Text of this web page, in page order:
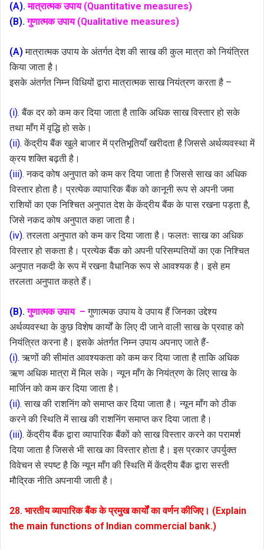
(A). मात्रात्मक उपाय (Quantitative measures)
(B). गुणात्मक उपाय (Qualitative measures)
(A) मात्रात्मक उपाय के अंतर्गत देश की साख की कुल मात्रा को नियंत्रित
किया जाता है।
इसके अंतर्गत निम्न विधियों द्वारा मात्रात्मक साख नियंत्रण करता है –
(i). बैंक दर को कम कर दिया जाता है ताकि अधिक साख विस्तार हो सके
तथा माँग में वृद्धि हो सके।
(ii). केंद्रीय बैंक खुले बाजार में प्रतिभूतियाँ खरीदता है जिससे अर्थव्यवस्था में
क्रय शक्ति बढ़ती है।
(iii). नकद कोष अनुपात को कम कर दिया जाता है जिससे साख का अधिक
विस्तार होता है। प्रत्येक व्यापारिक बैंक को कानूनी रूप से अपनी जमा
राशियों का एक निश्चित अनुपात देश के केंद्रीय बैंक के पास रखना पड़ता है,
जिसे नकद कोष अनुपात कहा जाता है।
(iv). तरलता अनुपात को कम कर दिया जाता है। फलतः साख का अधिक
विस्तार हो सकता है। प्रत्येक बैंक को अपनी परिसम्पतियों का एक निश्चित
अनुपात नकदी के रूप में रखना वैधानिक रूप से आवश्यक है। इसे हम
तरलता अनुपात कहते हैं।
(B). गुणात्मक उपाय –गुणात्मक उपाय वे उपाय हैं जिनका उद्देश्य
अर्थव्यवस्था के कुछ विशेष कार्यों के लिए दी जाने वाली साख के प्रवाह को
नियंत्रित करना है। इसके अंतर्गत निम्न उपाय अपनाए जाते हैं-
(i).ऋणों की सीमांत आवश्यकता को कम कर दिया जाता है ताकि अधिक
ऋण अधिक मात्रा में मिल सके। न्यून माँग के नियंत्रण के लिए साख के
मार्जिन को कम कर दिया जाता है।
(ii). साख की राशनिंग को समाप्त कर दिया जाता है। न्यून माँग को ठीक
करने की स्थिति में साख की राशनिंग समाप्त कर दिया जाता है।
(iii). केंद्रीय बैंक द्वारा व्यापारिक बैंकों को साख विस्तार करने का परामर्श
दिया जाता है जिससे भी साख का विस्तार होता है। इस प्रकार उपर्युक्त
विवेचन से स्पष्ट है कि न्यून माँग की स्थिति में केंद्रीय बैंक द्वारा सस्ती
मौद्रिक नीति अपनायी जाती है।
28. भारतीय व्यापारिक बैंक के प्रमुख कार्यों का वर्णन कीजिए। (Explain
the main functions of Indian commercial bank.)